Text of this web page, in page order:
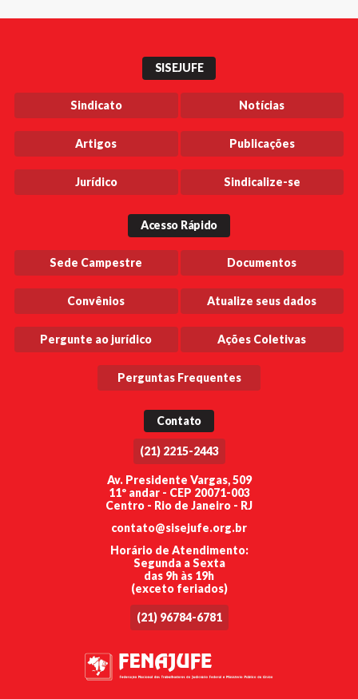
SISEJUFE
Sindicato Notícias
Artigos Publicações
Jurídico Sindicalize-se
Acesso Rápido
Sede Campestre Documentos
Convênios Atualize seus dados
Pergunte ao jurídico Ações Coletivas
Perguntas Frequentes
Contato
(21) 2215-2443
Av. Presidente Vargas, 509
11º andar - CEP 20071-003
Centro - Rio de Janeiro - RJ
contato@sisejufe.org.br
Horário de Atendimento:
Segunda a Sexta
das 9h às 19h
(exceto feriados)
(21) 96784-6781